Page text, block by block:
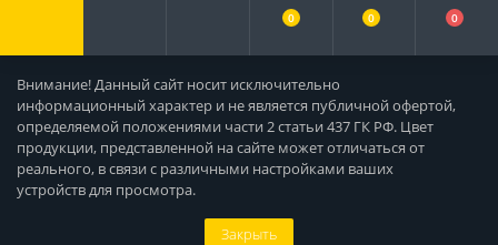
Внимание! Данный сайт носит исключительно
информационный характер и не является публичной офертой,
определяемой положениями части 2 статьи 437 ГК РФ. Цвет
продукции, представленной на сайте может отличаться от
реального, в связи с различными настройками ваших
устройств для просмотра.
Закрыть
0 0 0